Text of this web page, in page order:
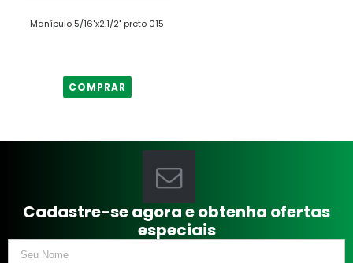
Manípulo 5/16"x2.1/2" preto 015
COMPRAR
Cadastre-se agora e obtenha ofertas
especiais